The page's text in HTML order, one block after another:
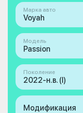
Марка авто
Voyah
Модель
Passion
Поколение
2022-н.в. (I)
Модификация